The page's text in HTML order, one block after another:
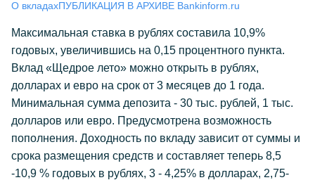
О вкладахПУБЛИКАЦИЯ В АРХИВЕ Bankinform.ru
Максимальная ставка в рублях составила 10,9%
годовых, увеличившись на 0,15 процентного пункта.
Вклад «Щедрое лето» можно открыть в рублях,
долларах и евро на срок от 3 месяцев до 1 года.
Минимальная сумма депозита - 30 тыс. рублей, 1 тыс.
долларов или евро. Предусмотрена возможность
пополнения. Доходность по вкладу зависит от суммы и
срока размещения средств и составляет теперь 8,5
-10,9 % годовых в рублях, 3 - 4,25% в долларах, 2,75-